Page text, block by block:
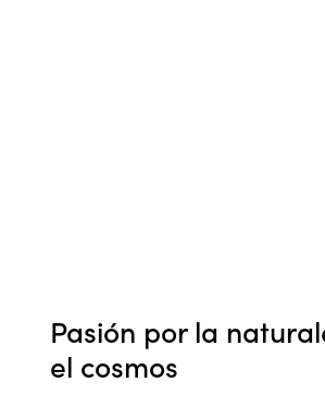
Pasión por la
el cosmos